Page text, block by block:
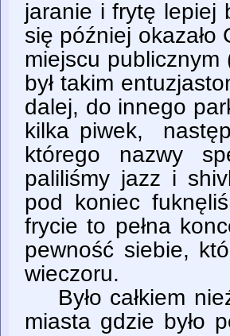
jaranie i frytę lepiej
się później okazało
miejscu publicznym
był takim
dalej, do innego
kilka piwek,
którego nazwy
paliliśmy jazz i
pod koniec
frycie to pełna
pewność siebie,
wieczoru.
Było całkiem
miasta gdzie było